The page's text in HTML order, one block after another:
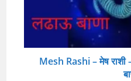
Mesh Rashi – मेष